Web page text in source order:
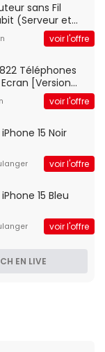
sans Fil
(Serveur et
Mode Point
Parental,
voir l'offre
Téléphones
[Version
voir l'offre
15 Noir
voir l'offre
15 Bleu
voir l'offre
EN LIVE